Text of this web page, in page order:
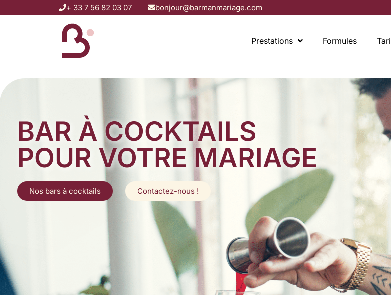
+ 33 7 56 82 03 07 bonjour@barmanmariage.com
Prestations Formules
BAR À COCKTAILS
POUR VOTRE MARIAGE
Nos bars à cocktails Contactez-nous !